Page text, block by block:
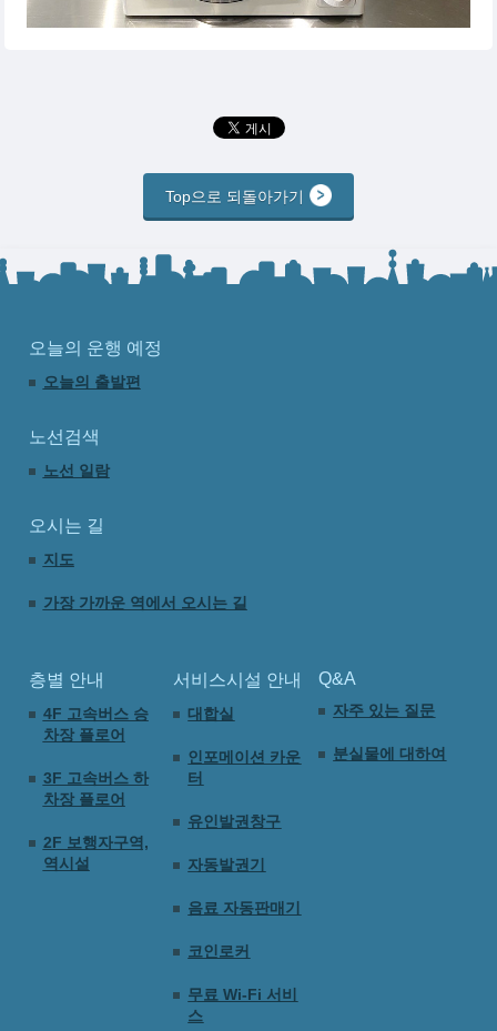
Top으로 되돌아가기
오늘의 운행 예정
오늘의 출발편
노선검색
노선 일람
오시는 길
지도
가장 가까운 역에서 오시는 길
층별 안내
4F 고속버스 승
차장 플로어
3F 고속버스 하
차장 플로어
2F 보행자구역,
역시설
서비스시설 안내
대합실
인포메이션 카운
터
유인발권창구
자동발권기
음료 자동판매기
코인로커
무료 Wi-Fi 서비
스
Q&A
자주 있는 질문
분실물에 대하여